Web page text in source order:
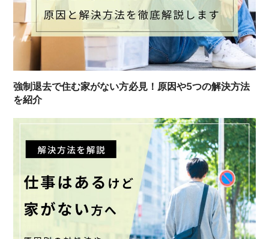
強制退去で住む家がない方必見！原因や5つの解決方法
を紹介